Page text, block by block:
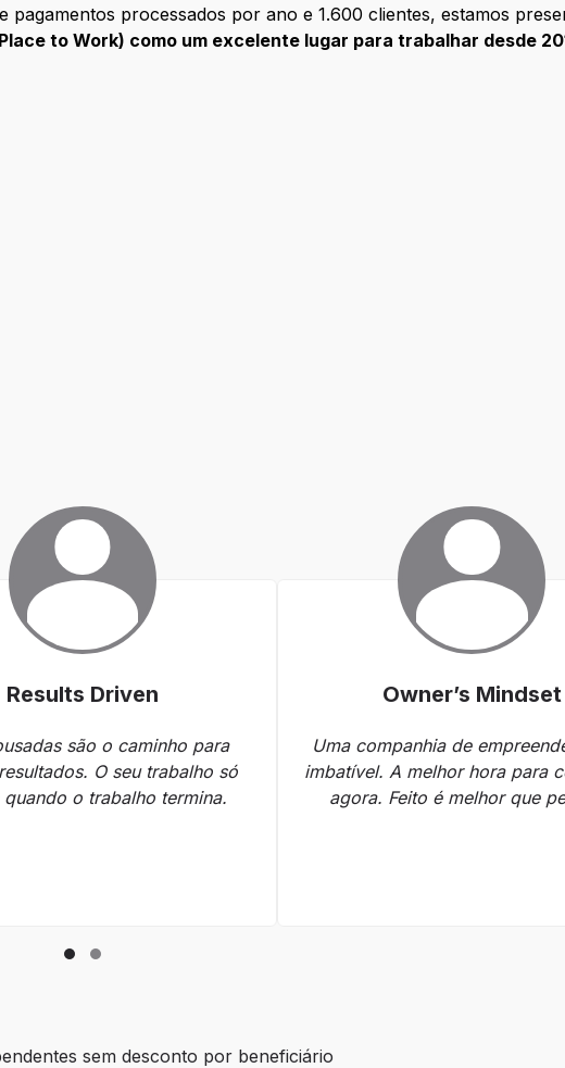
pagamentos processados por ano e 1.600 clientes, estamos
to Work) como um excelente lugar para trabalhar desde
Results Driven
são o caminho para
O seu trabalho só
quando o trabalho termina.
Owner’s Mindset
Uma companhia de
imbatível. A melhor hora para
agora. Feito é melhor que
sem desconto por beneficiário